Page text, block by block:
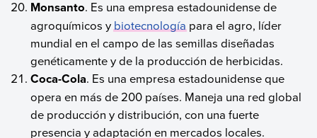
Monsanto. Es una empresa estadounidense de
agroquímicos ybiotecnologíapara el agro, líder
mundial en el campo de las semillas diseñadas
genéticamente y de la producción de herbicidas.
Coca-Cola. Es una empresa estadounidense que
opera en más de 200 países. Maneja una red global
de producción y distribución, con una fuerte
presencia y adaptación en mercados locales.